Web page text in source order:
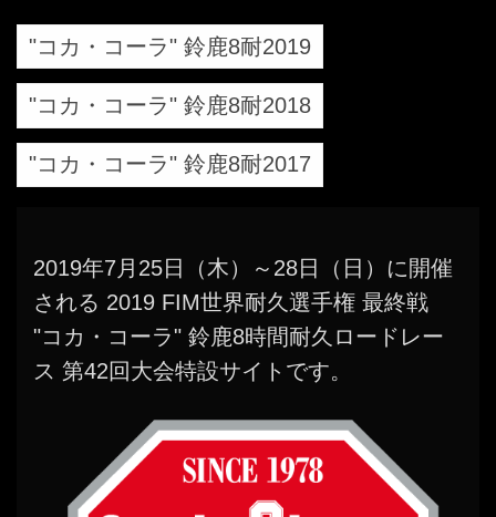
"コカ・コーラ" 鈴鹿8耐2019
"コカ・コーラ" 鈴鹿8耐2018
"コカ・コーラ" 鈴鹿8耐2017
2019年7月25日（木）～28日（日）に開催
される 2019 FIM世界耐久選手権 最終戦
"コカ・コーラ" 鈴鹿8時間耐久ロードレー
ス 第42回大会特設サイトです。